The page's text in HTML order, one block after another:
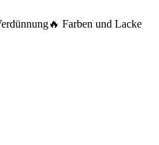
🔥 Farben und Lacke